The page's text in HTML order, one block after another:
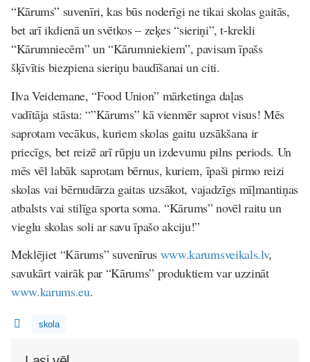
“Kārums” suvenīri, kas būs noderīgi ne tikai skolas gaitās,
bet arī ikdienā un svētkos – zeķes “sieriņi”, t-krekli
“Kārumniecēm” un “Kārumniekiem”, pavisam īpašs
šķīvītis biezpiena sieriņu baudīšanai un citi.
Ilva Veidemane, “Food Union” mārketinga daļas
vadītāja stāsta: “”Kārums” kā vienmēr saprot visus! Mēs
saprotam vecākus, kuriem skolas gaitu uzsākšana ir
priecīgs, bet reizē arī rūpju un izdevumu pilns periods. Un
mēs vēl labāk saprotam bērnus, kuriem, īpaši pirmo reizi
skolas vai bērnudārza gaitas uzsākot, vajadzīgs mīļmantiņas
atbalsts vai stilīga sporta soma. “Kārums” novēl raitu un
vieglu skolas soli ar savu īpašo akciju!”
Meklējiet “Kārums” suvenīrus www.karumsveikals.lv,
savukārt vairāk par “Kārums” produktiem var uzzināt
www.karums.eu.
skola